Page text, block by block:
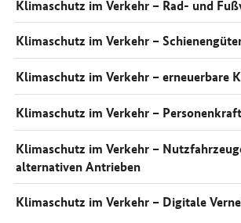
Klimaschutz im Verkehr – Rad- und
Klimaschutz im Verkehr –
Klimaschutz im Verkehr – erneuerbare
Klimaschutz im Verkehr –
Klimaschutz im Verkehr –
alternativen Antrieben
Klimaschutz im Verkehr – Digitale